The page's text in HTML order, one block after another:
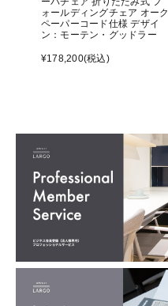
ォールディングチェア オーク
ペーパーコード仕様 デザイ
ン：モーテン・グッドラー
¥178,200(税込)